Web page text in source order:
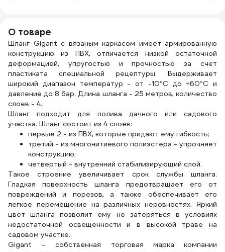
О товаре
Шланг Gigant с вязаным каркасом имеет армированную
конструкцию из ПВХ, отличается низкой остаточной
деформацией, упругостью и прочностью за счет
пластиката специальной рецептуры. Выдерживает
широкий диапазон температур - от -10°С до +60°С и
давление до 8 бар. Длина шланга - 25 метров, количество
слоев - 4.
Шланг подходит для полива дачного или садового
участка. Шланг состоит из 4 слоев:
первые 2 - из ПВХ, которые придают ему гибкость;
третий - из многонитиевого полиэстера - упрочняет
конструкцию;
четвертый - внутренний стабилизирующий слой.
Такое строение увеличивает срок службы шланга.
Гладкая поверхность шланга предотвращает его от
повреждений и порезов, а также обеспечивает его
легкое перемещение на различных неровностях. Яркий
цвет шланга позволит ему не затеряться в условиях
недостаточной освещенности и в высокой траве на
садовом участке.
Gigant – собственная торговая марка компании